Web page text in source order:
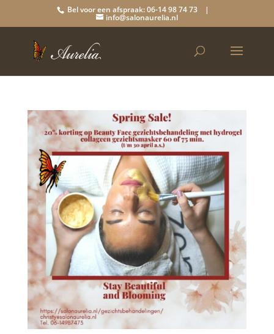
Bel voor een afspraak: 06-14 98 74 73 |
info@salonaurelia.nl